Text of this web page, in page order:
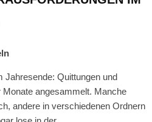
Quittungen und
angesammelt. Manche
andere in verschiedenen Ordnern